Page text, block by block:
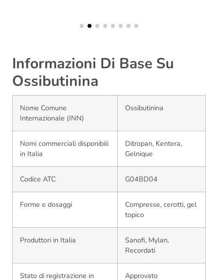
Informazioni Di Base Su
Ossibutinina
Nome Comune
Internazionale (INN)
Ossibutinina
Nomi commerciali disponibili
in Italia
Ditropan, Kentera,
Gelnique
Codice ATC G04BD04
Forme e dosaggi
Compresse, cerotti, gel
topico
Produttori in Italia
Sanofi, Mylan,
Recordati
Stato di registrazione in Approvato